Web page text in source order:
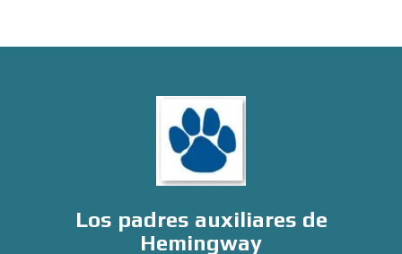
Los padres auxiliares de
Hemingway